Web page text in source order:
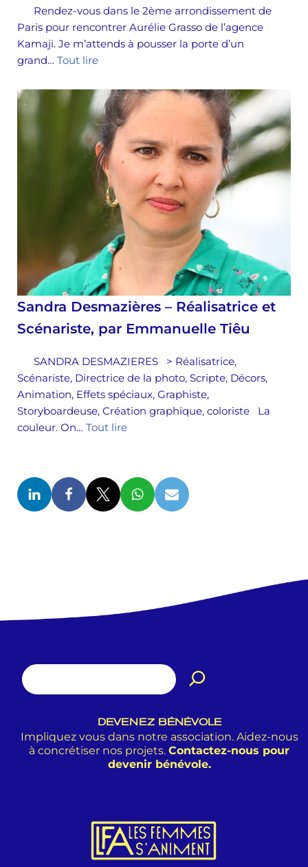
Rendez-vous dans le 2ème arrondissement de
Paris pour rencontrer Aurélie Grasso de l’agence
Kamaji. Je m’attends à pousser la porte d’un
grand… Tout lire
Sandra Desmazières – Réalisatrice et
Scénariste, par Emmanuelle Tiêu
SANDRA DESMAZIERES > Réalisatrice,
Scénariste, Directrice de la photo, Scripte, Décors,
Animation, Effets spéciaux, Graphiste,
Storyboardeuse, Création graphique, coloriste La
couleur. On… Tout lire
DEVENEZ BÉNÉVOLE
Impliquez vous dans notre association. Aidez-nous
à concrétiser nos projets. Contactez-nous pour
devenir bénévole.